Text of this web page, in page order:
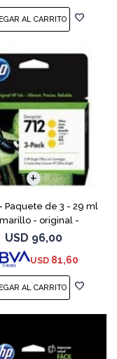
- Paquete de 3 - 29 ml
- original -
- cartucho de tinta
Studio, T210,
T230, T250, T
USD 96,00
USD 81,60